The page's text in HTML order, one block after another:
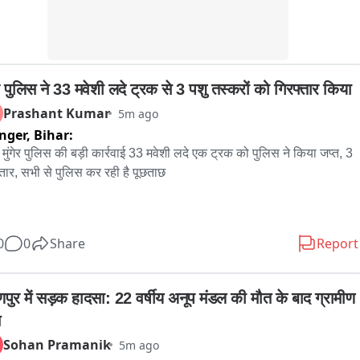
पुलिस ने 33 मवेशी लदे ट्रक से 3 पशु तस्करों को गिरफ्तार किया
Prashant Kumar 5m ago
Bihar:
मुंगेर पुलिस की बड़ी कार्रवाई 33 मवेशी लदे एक ट्रक को पुलिस ने किया जप्त, 3
सभी से पुलिस कर रही है पूछताछ
से लदे एक ट्रक को जप्त कर लिया छापेमारी के दौरान तीन कथित पशु
की है। जिसमें तीन से चार मवेशी मृत पाए गए हैं। पुलिस ने सभी आरोपित को
हिरासत में लेकर पूछताछ कर रही है। जबकि बरामद मवेशी और ट्रक को कब्जे
पुलिस आगे की कार्रवाई शुरू कर दी है। एसपी सैयद इमरान मसूद ने बताया कि
थाना अध्यक्ष को गुप्त सूचना मिली कि पशु तस्कर ट्रक के जरिए बड़ी संख्या
0 Share Report
में सड़क हादसा: 22 वर्षीय अनूप मंडल की मौत के बाद ग्रामीण
Sohan Pramanik 5m ago